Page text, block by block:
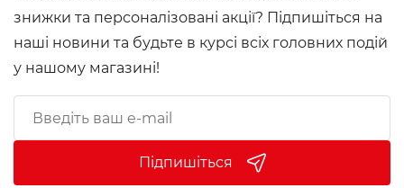
знижки та персоналізовані акції? Підпишіться на
наші новини та будьте в курсі всіх головних подій
у нашому магазині!
Підпишіться